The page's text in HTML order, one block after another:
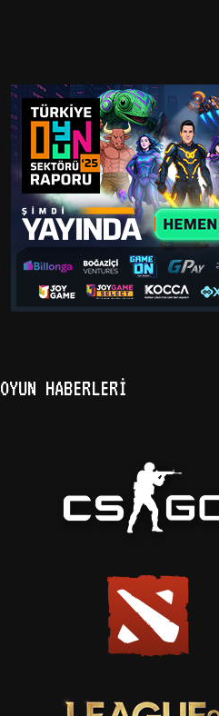
OYUN HABERLERİ